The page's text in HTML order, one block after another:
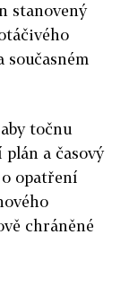
stanovený
točnu
plán a časový
opatření
chráněné